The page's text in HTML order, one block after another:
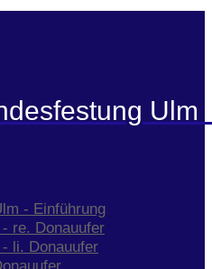
Ulm
- Einführung
re. Donauufer
li. Donauufer